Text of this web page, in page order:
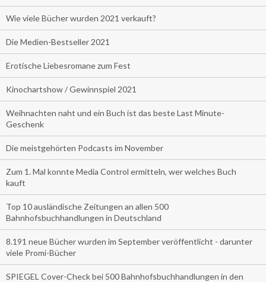
Wie viele Bücher wurden 2021 verkauft?
Die Medien-Bestseller 2021
Erotische Liebesromane zum Fest
Kinochartshow / Gewinnspiel 2021
Weihnachten naht und ein Buch ist das beste Last Minute-
Geschenk
Die meistgehörten Podcasts im November
Zum 1. Mal konnte Media Control ermitteln, wer welches Buch
kauft
Top 10 ausländische Zeitungen an allen 500
Bahnhofsbuchhandlungen in Deutschland
8.191 neue Bücher wurden im September veröffentlicht - darunter
viele Promi-Bücher
SPIEGEL Cover-Check bei 500 Bahnhofsbuchhandlungen in den